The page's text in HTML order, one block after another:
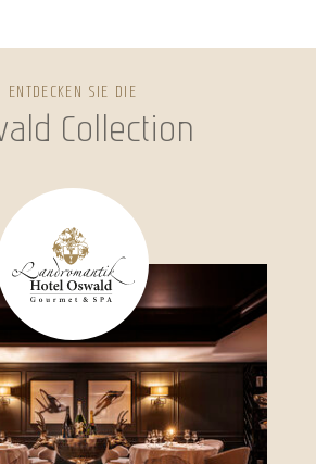
ENTDECKEN SIE DIE
Collection